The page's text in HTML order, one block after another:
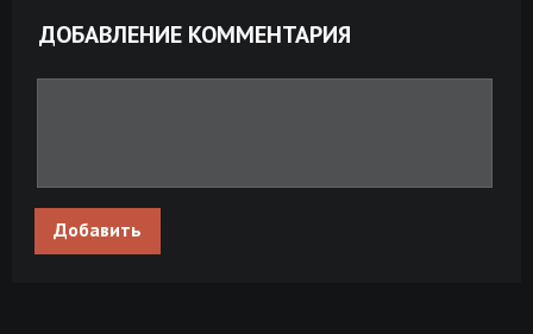
ДОБАВЛЕНИЕ КОММЕНТАРИЯ
Добавить